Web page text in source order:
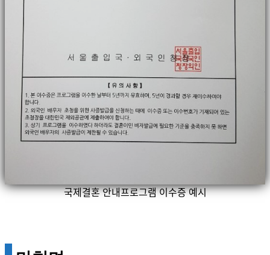
국제결혼 안내프로그램 이수증 예시